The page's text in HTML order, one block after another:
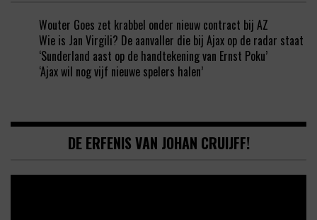
Wouter Goes zet krabbel onder nieuw contract bij AZ
Wie is Jan Virgili? De aanvaller die bij Ajax op de radar staat
‘Sunderland aast op de handtekening van Ernst Poku’
‘Ajax wil nog vijf nieuwe spelers halen’
DE ERFENIS VAN JOHAN CRUIJFF!